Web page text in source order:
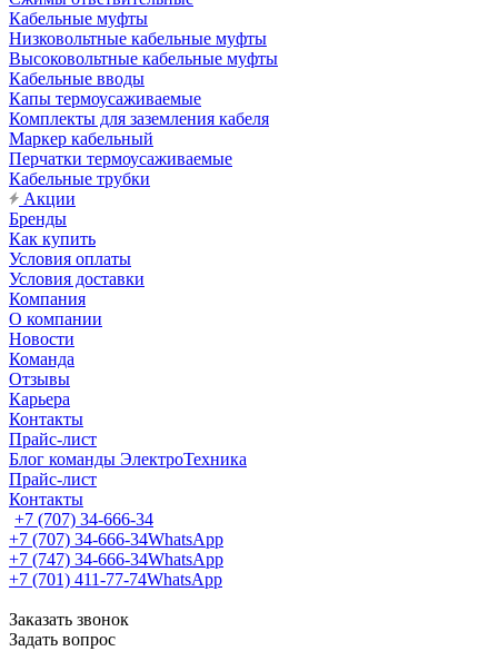
Кабельные муфты
Низковольтные кабельные муфты
Высоковольтные кабельные муфты
Кабельные вводы
Капы термоусаживаемые
Комплекты для заземления кабеля
Маркер кабельный
Перчатки термоусаживаемые
Кабельные трубки
Акции
Бренды
Как купить
Условия оплаты
Условия доставки
Компания
О компании
Новости
Команда
Отзывы
Карьера
Контакты
Прайс-лист
Блог команды ЭлектроТехника
Прайс-лист
Контакты
+7 (707) 34-666-34
+7 (707) 34-666-34WhatsApp
+7 (747) 34-666-34WhatsApp
+7 (701) 411-77-74WhatsApp
Заказать звонок
Задать вопрос